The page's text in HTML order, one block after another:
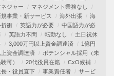
ネジャー
マネジメント業務なし
規事業・新サービス
海外出張
海
折衝
英語力が必要
中国語力が必
英語力不問 転勤なし
土日祝休
3,000万円以上資金調達済
1億円
上資金調達済
ポテンシャル採用（未
可）
20代役員在籍
CxO候補
長・役員直下
事業責任者
サービ